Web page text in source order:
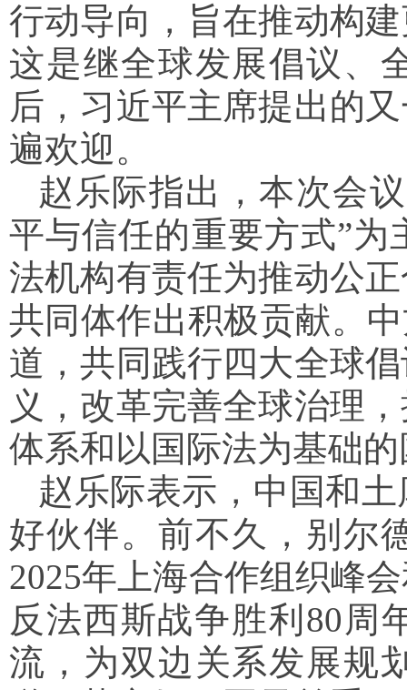
行动导向，旨在推动构
这是继全球发展倡议、
后，习近平主席提出的
遍欢迎。
赵乐际指出，本次会
平与信任的重要方式”
法机构有责任为推动公
共同体作出积极贡献。
道，共同践行四大全球
义，改革完善全球治理
体系和以国际法为基础
赵乐际表示，中国和
好伙伴。前不久，别尔
2025年上海合作组织峰
反法西斯战争胜利80周
流，为双边关系发展规